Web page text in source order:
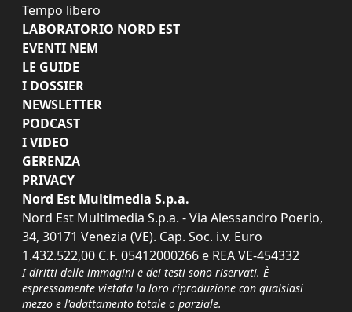
Tempo libero
LABORATORIO NORD EST
EVENTI NEM
LE GUIDE
I DOSSIER
NEWSLETTER
PODCAST
I VIDEO
GERENZA
PRIVACY
Nord Est Multimedia S.p.a.
Nord Est Multimedia S.p.a. - Via Alessandro Poerio,
34, 30171 Venezia (VE). Cap. Soc. i.v. Euro
1.432.522,00 C.F. 05412000266 e REA VE-454332
I diritti delle immagini e dei testi sono riservati. È
espressamente vietata la loro riproduzione con qualsiasi
mezzo e l'adattamento totale o parziale.